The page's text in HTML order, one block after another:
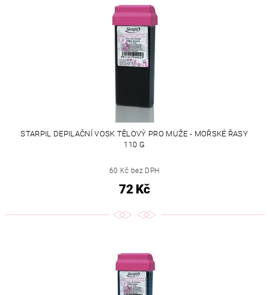
STARPIL DEPILAČNÍ VOSK TĚLOVÝ PRO MUŽE - MOŘSKÉ ŘASY
110 G
60 Kč bez DPH
72 Kč